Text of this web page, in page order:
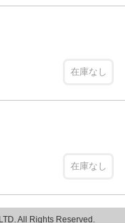
在庫なし
在庫なし
All Rights Reserved.